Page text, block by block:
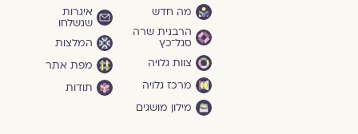
מה חדש
הרבנית שרה
סגל־כץ
צוות גלויה
מרכז גלויה
מילון מושגים
איגרות
שנשלחו
המלצות
מפת אתר
תודות